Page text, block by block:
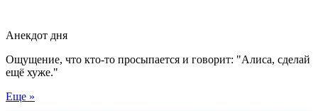
Анекдот дня
Ощущение, что кто-то просыпается и говорит: "Алиса, сделай
ещё хуже."
Еще »